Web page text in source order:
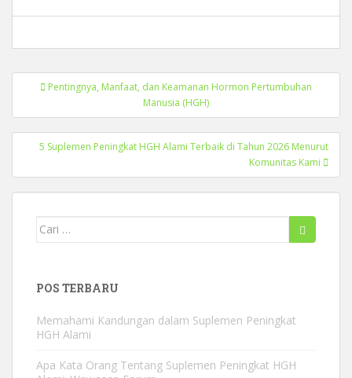
Navigasi
Pentingnya, Manfaat, dan Keamanan Hormon Pertumbuhan
Manusia (HGH)
5 Suplemen Peningkat HGH Alami Terbaik di Tahun 2026 Menurut
Komunitas Kami
Mencari:
POS TERBARU
Memahami Kandungan dalam Suplemen Peningkat
HGH Alami
Apa Kata Orang Tentang Suplemen Peningkat HGH